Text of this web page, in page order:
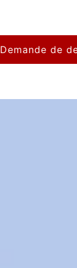
Demande de